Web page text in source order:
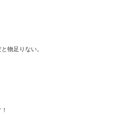
物足りない。